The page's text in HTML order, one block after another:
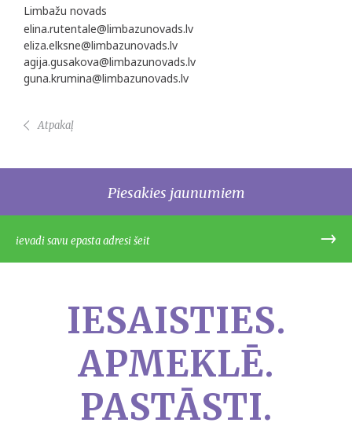
Limbažu novads
elina.rutentale@limbazunovads.lv
eliza.elksne@limbazunovads.lv
agija.gusakova@limbazunovads.lv
guna.krumina@limbazunovads.lv
Atpakaļ
Piesakies jaunumiem
IESAISTIES.
APMEKLĒ.
PASTĀSTI.